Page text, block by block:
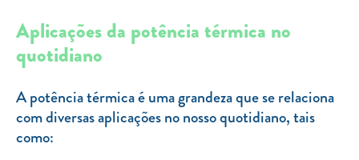
Aplicações da potência térmica no
quotidiano
A potência térmica é uma grandeza que se relaciona
com diversas aplicações no nosso quotidiano, tais
como: